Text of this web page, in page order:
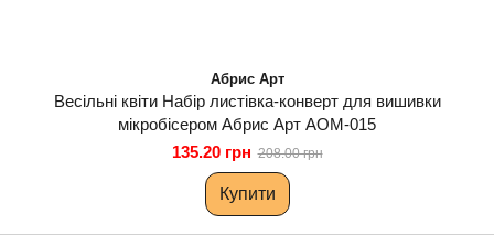
Абрис Арт
Весільні квіти Набір листівка-конверт для вишивки
мікробісером Абрис Арт AOM-015
135.20 грн 208.00 грн
Купити